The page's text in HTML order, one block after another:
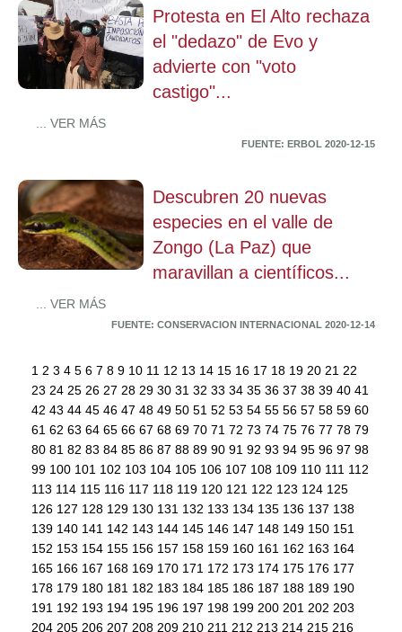
Protesta en El Alto rechaza
el "dedazo" de Evo y
advierte con "voto
castigo"...
... VER MÁS
FUENTE: ERBOL 2020-12-15
Descubren 20 nuevas
especies en el valle de
Zongo (La Paz) que
maravillan a científicos...
... VER MÁS
FUENTE: CONSERVACION INTERNACIONAL 2020-12-14
1 2 3 4 5 6 7 8 9 10 11 12 13 14 15 16 17 18 19 20 21 22
23 24 25 26 27 28 29 30 31 32 33 34 35 36 37 38 39 40 41
42 43 44 45 46 47 48 49 50 51 52 53 54 55 56 57 58 59 60
61 62 63 64 65 66 67 68 69 70 71 72 73 74 75 76 77 78 79
80 81 82 83 84 85 86 87 88 89 90 91 92 93 94 95 96 97 98
99 100 101 102 103 104 105 106 107 108 109 110 111 112
113 114 115 116 117 118 119 120 121 122 123 124 125
126 127 128 129 130 131 132 133 134 135 136 137 138
139 140 141 142 143 144 145 146 147 148 149 150 151
152 153 154 155 156 157 158 159 160 161 162 163 164
165 166 167 168 169 170 171 172 173 174 175 176 177
178 179 180 181 182 183 184 185 186 187 188 189 190
191 192 193 194 195 196 197 198 199 200 201 202 203
204 205 206 207 208 209 210 211 212 213 214 215 216